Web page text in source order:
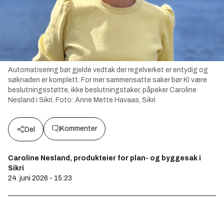
Automatisering bør gjelde vedtak der regelverket er entydig og
søknaden er komplett. For mer sammensatte saker bør KI være
beslutningsstøtte, ikke beslutningstaker, påpeker Caroline
Nesland i Sikri. Foto: Anne Mette Havaas, Sikri
Del Kommenter
Caroline Nesland, produkteier for plan- og byggesak i
Sikri
24. juni 2026 - 15:23